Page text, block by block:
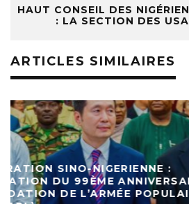
HAUT CONSEIL DES
: LA SECTION DES
ARTICLES SIMILAIRES
DEUXIEME EDITION DU
DIASPORA NIGERIENNE :
DU NIGER UN VÉRITABLE
REFONDATION